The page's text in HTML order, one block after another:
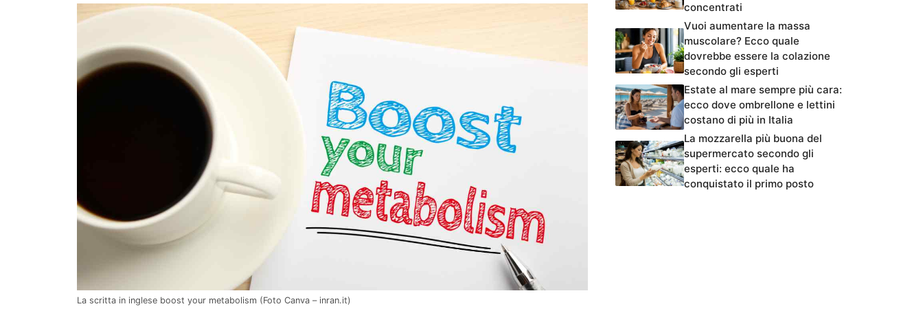
La scritta in inglese boost your metabolism (Foto Canva – inran.it)
concentrati
Vuoi aumentare la massa
muscolare? Ecco quale
dovrebbe essere la colazione
secondo gli esperti
Estate al mare sempre più cara:
ecco dove ombrellone e lettini
costano di più in Italia
La mozzarella più buona del
supermercato secondo gli
esperti: ecco quale ha
conquistato il primo posto